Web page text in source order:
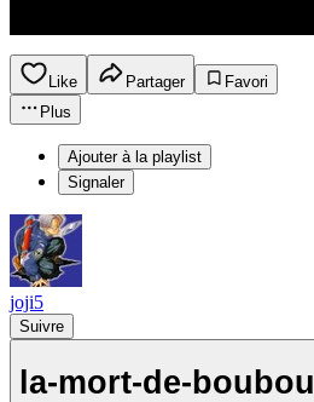
Like Partager
Favori
Plus
Ajouter à la playlist
Signaler
joji5
Suivre
la-mort-de-boubou